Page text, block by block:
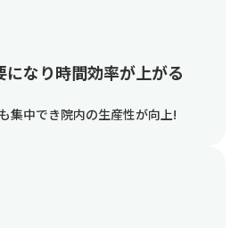
なり時間効率が上がる
集中でき院内の生産性が向上!